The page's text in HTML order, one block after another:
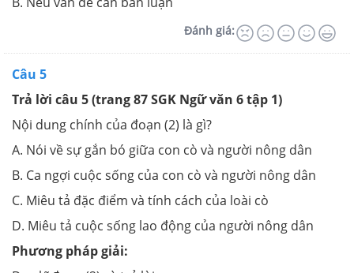
Đánh giá:
Câu 5
Trả lời câu 5 (trang 87 SGK Ngữ văn 6 tập 1)
Nội dung chính của đoạn (2) là gì?
A. Nói về sự gắn bó giữa con cò và người nông dân
B. Ca ngợi cuộc sống của con cò và người nông dân
C. Miêu tả đặc điểm và tính cách của loài cò
D. Miêu tả cuộc sống lao động của người nông dân
Phương pháp giải: